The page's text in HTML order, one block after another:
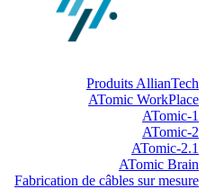
Produits AllianTech
ATomic WorkPlace
ATomic-1
ATomic-2
ATomic-2.1
ATomic Brain
Fabrication de câbles sur mesure